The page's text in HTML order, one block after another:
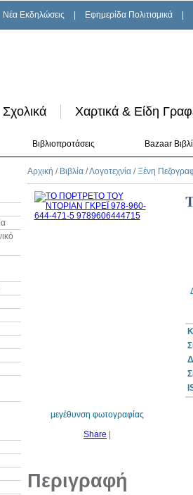
Νέα Εκδηλώσεις Εφημερίδα Πολιτισμικά
Σχολικά Χαρτικά & Είδη
Βιβλιοπροτάσεις Bazaar
Αρχική / Βιβλία /Λογοτεχνία /Ξένη
μεγέθυνση φωτογραφίας
Share
Περιγραφή